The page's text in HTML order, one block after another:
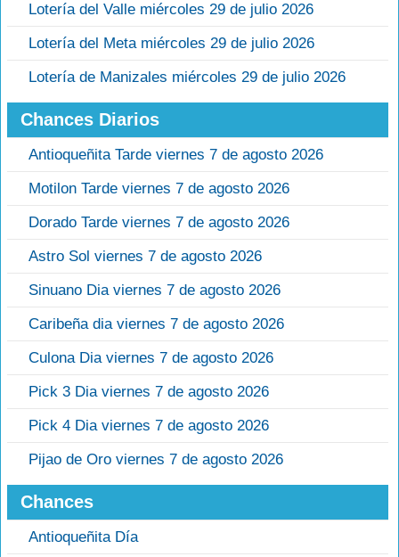
Lotería del Valle miércoles 29 de julio 2026
Lotería del Meta miércoles 29 de julio 2026
Lotería de Manizales miércoles 29 de julio 2026
Chances Diarios
Antioqueñita Tarde viernes 7 de agosto 2026
Motilon Tarde viernes 7 de agosto 2026
Dorado Tarde viernes 7 de agosto 2026
Astro Sol viernes 7 de agosto 2026
Sinuano Dia viernes 7 de agosto 2026
Caribeña dia viernes 7 de agosto 2026
Culona Dia viernes 7 de agosto 2026
Pick 3 Dia viernes 7 de agosto 2026
Pick 4 Dia viernes 7 de agosto 2026
Pijao de Oro viernes 7 de agosto 2026
Chances
Antioqueñita Día